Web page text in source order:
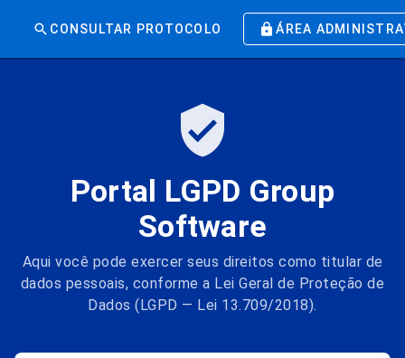
CONSULTAR PROTOCOLO ÁREA
Portal LGPD Group
Software
Aqui você pode exercer seus direitos como titular de
dados pessoais, conforme a Lei Geral de Proteção de
Dados (LGPD — Lei 13.709/2018).